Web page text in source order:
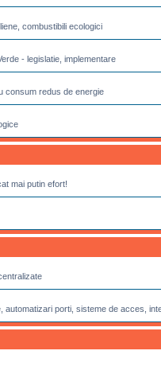
combustibili ecologici
- legislatie, implementare
consum redus de energie
mai putin efort!
porti, sisteme de acces,